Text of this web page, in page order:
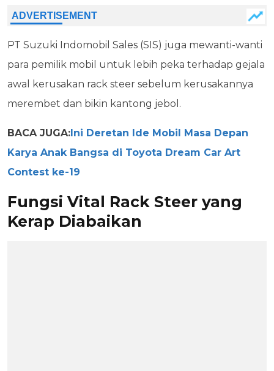
PT Suzuki Indomobil Sales (SIS) juga mewanti-wanti
para pemilik mobil untuk lebih peka terhadap gejala
awal kerusakan rack steer sebelum kerusakannya
merembet dan bikin kantong jebol.
BACA JUGA: Ini Deretan Ide Mobil Masa Depan
Karya Anak Bangsa di Toyota Dream Car Art
Contest ke-19
Fungsi Vital Rack Steer yang
Kerap Diabaikan